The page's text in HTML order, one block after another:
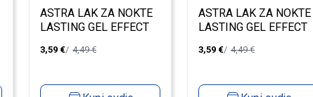
ASTRA LAK ZA NOKTE
LASTING GEL EFFECT
3,59 € 4,49€
ASTRA LAK ZA NOKTE
LASTING GEL EFFECT
3,59 € 4,49€